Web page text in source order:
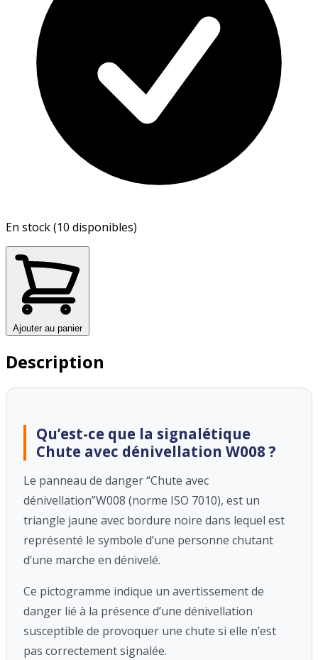
En stock (10 disponibles)
Ajouter au panier
Description
Qu’est-ce que la signalétique
Chute avec dénivellation W008 ?
Le panneau de danger “Chute avec
dénivellation”W008 (norme ISO 7010), est un
triangle jaune avec bordure noire dans lequel est
représenté le symbole d’une personne chutant
d’une marche en dénivelé.
Ce pictogramme indique un avertissement de
danger lié à la présence d’une dénivellation
susceptible de provoquer une chute si elle n’est
pas correctement signalée.